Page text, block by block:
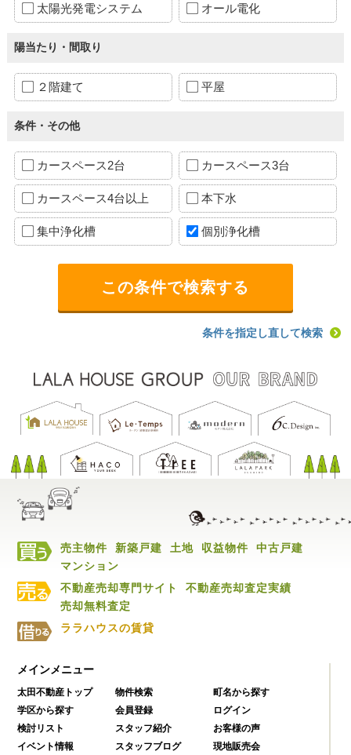
太陽光発電システム オール電化
陽当たり・間取り
２階建て 平屋
条件・その他
カースペース2台 カースペース3台
カースペース4台以上 本下水
集中浄化槽 個別浄化槽
条件を指定し直して検索
売主物件 新築戸建 土地 収益物件
中古戸建
マンション
不動産売却専門サイト
不動産売却査定実績
売却無料査定
ララハウスの賃貸
メインメニュー
太田不動産トップ 物件検索
町名から探す
学区から探す
会員登録
ログイン
検討リスト
スタッフ紹介
お客様の声
イベント情報
スタッフブログ 現地販売会